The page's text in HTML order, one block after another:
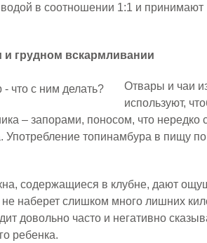
водой в соотношении 1:1 и
и грудном вскармливании
Отвары и чаи
используют,
– запорами, поносом, что нередко
Употребление топинамбура в пищу
содержащиеся в клубне, дают
наберет слишком много лишних
довольно часто и негативно
ребенка.